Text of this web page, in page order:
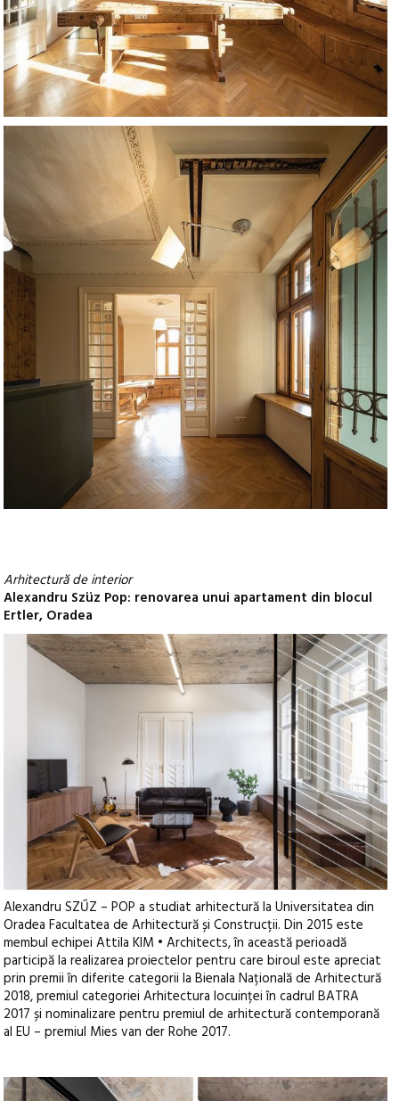
Arhitectură de interior
Alexandru Szüz Pop: renovarea unui apartament din blocul
Ertler, Oradea
Alexandru SZŰZ – POP a studiat arhitectură la Universitatea din
Oradea Facultatea de Arhitectură și Construcții. Din 2015 este
membul echipei Attila KIM • Architects, în această perioadă
participă la realizarea proiectelor pentru care biroul este apreciat
prin premii în diferite categorii la Bienala Națională de Arhitectură
2018, premiul categoriei Arhitectura locuinței în cadrul BATRA
2017 și nominalizare pentru premiul de arhitectură contemporană
al EU – premiul Mies van der Rohe 2017.